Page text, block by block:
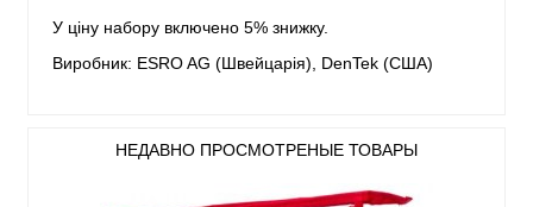
У ціну набору включено 5% знижку.
Виробник: ESRO AG (Швейцарія), DenTek (США)
НЕДАВНО ПРОСМОТРЕНЫЕ ТОВАРЫ